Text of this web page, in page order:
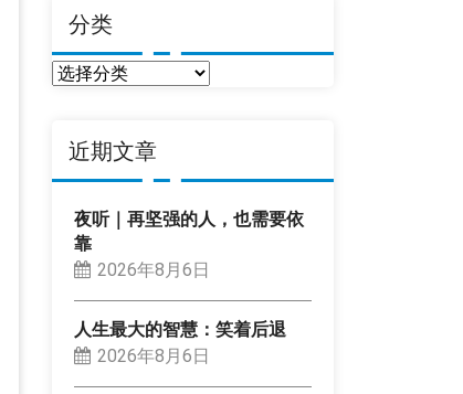
分类
分
近期文章
夜听｜再坚强的人，也需要依
靠
2026年8月6日
人生最大的智慧：笑着后退
2026年8月6日